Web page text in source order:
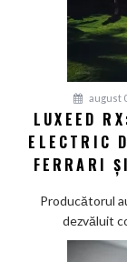
august
LUXEED
ELECTRIC
FERRARI
Producătorul
dezvăluit